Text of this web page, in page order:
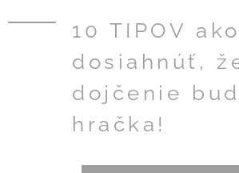
10 TIPOV ako
dosiahnúť,
dojčenie
hračka!